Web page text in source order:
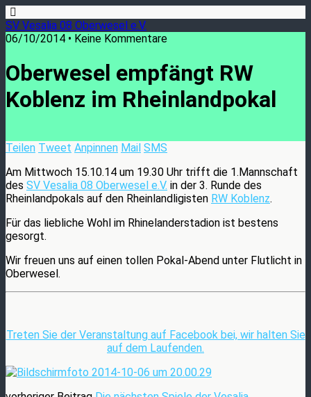
SV Vesalia 08 Oberwesel e.V.
06/10/2014 • Keine Kommentare
Oberwesel empfängt RW
Koblenz im Rheinlandpokal
Teilen Tweet Anpinnen Mail SMS
Am Mittwoch 15.10.14 um 19.30 Uhr trifft die 1.Mannschaft
des SV Vesalia 08 Oberwesel e.V. in der 3. Runde des
Rheinlandpokals auf den Rheinlandligisten RW Koblenz.
Für das liebliche Wohl im Rhinelanderstadion ist bestens
gesorgt.
Wir freuen uns auf einen tollen Pokal-Abend unter Flutlicht in
Oberwesel.
Treten Sie der Veranstaltung auf Facebook bei, wir halten Sie
auf dem Laufenden.